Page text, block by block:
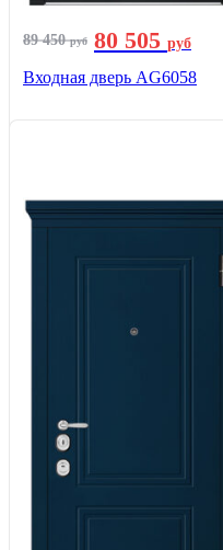
89 450руб 80 505 руб
Входная дверь AG6058